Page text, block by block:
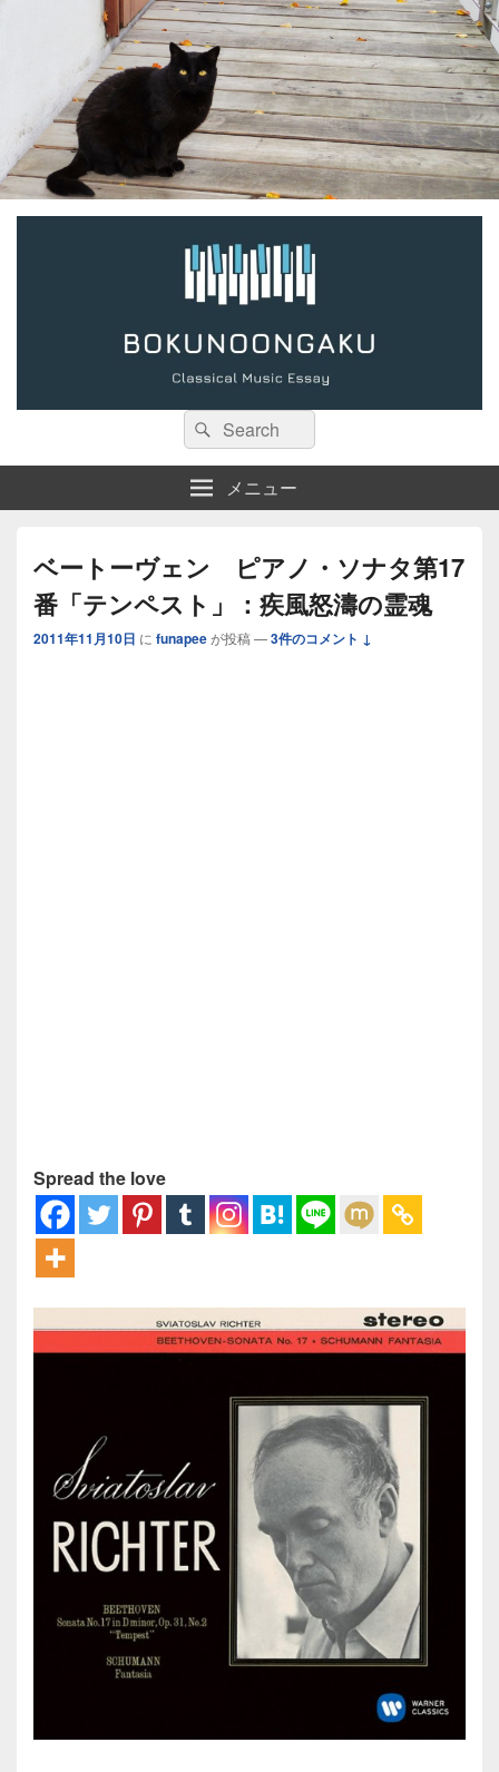
検
索:
検
索
メニュー
ベートーヴェン ピアノ・ソナタ第17
番「テンペスト」：疾風怒濤の霊魂
2011年11月10日 に funapeeが投稿 —3件のコメント ↓
Spread the love